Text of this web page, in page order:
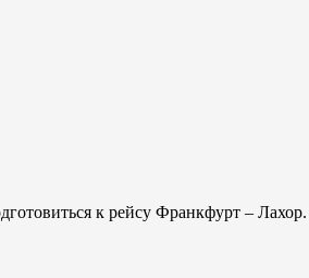
к рейсу Франкфурт –